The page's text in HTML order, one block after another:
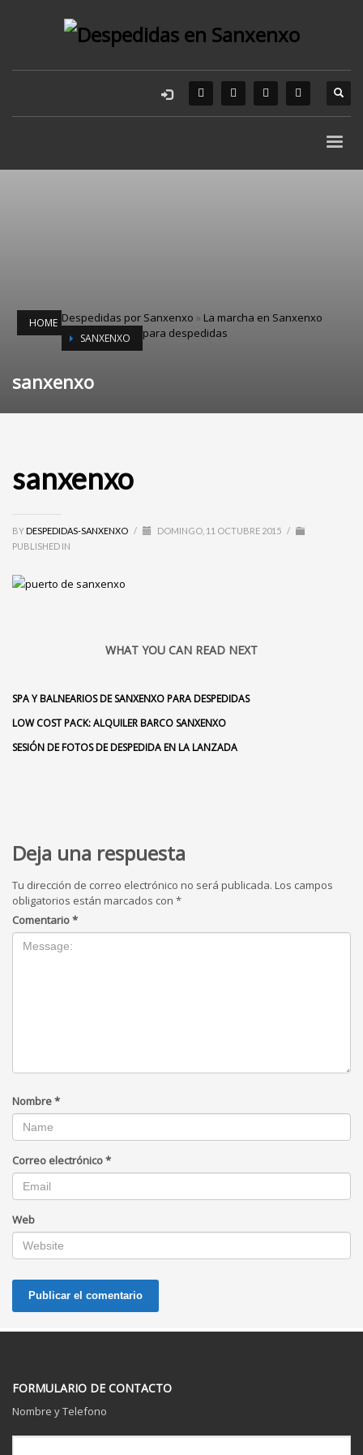
HOME Despedidas por Sanxenxo » La marcha en Sanxenxo
para despedidas
SANXENXO
sanxenxo
sanxenxo
BY DESPEDIDAS-SANXENXO / DOMINGO, 11 OCTUBRE 2015 /
PUBLISHED IN
WHAT YOU CAN READ NEXT
SPA Y BALNEARIOS DE SANXENXO PARA DESPEDIDAS
LOW COST PACK: ALQUILER BARCO SANXENXO
SESIÓN DE FOTOS DE DESPEDIDA EN LA LANZADA
Deja una respuesta
Tu dirección de correo electrónico no será publicada. Los campos
obligatorios están marcados con *
Comentario*
Nombre*
Correo electrónico*
Web
FORMULARIO DE CONTACTO
Nombre y Telefono